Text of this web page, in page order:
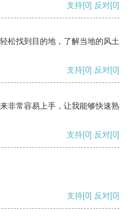
支持[0] 反对[0]
松找到目的地，了解当地的风土
支持[0] 反对[0]
非常容易上手，让我能够快速熟
支持[0] 反对[0]
支持[0] 反对[0]